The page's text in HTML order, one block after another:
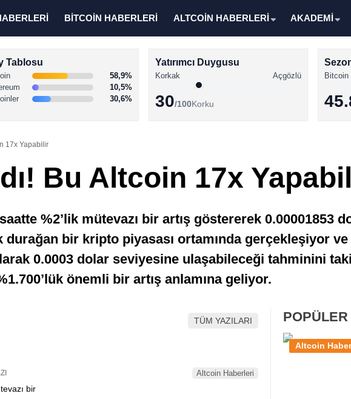
BİTCOİN HABERLERİ ALTCOİN HABERLERİ AKADEMİ
Tablosu
58,9%
10,5%
30,6%
Yatırımcı Duygusu
Korkak Açgözlü
30/100Korku
Bitcoin
17x Yapabilir
Bu Altcoin 17x
%2’lik mütevazı bir artış göstererek 0.00001853
bir kripto piyasası ortamında gerçekleşiyor ve
0.0003 dolar seviyesine ulaşabileceği tahminini
önemli bir artış anlamına geliyor.
TÜM YAZILARI
Altcoin Haberleri
Altcoin